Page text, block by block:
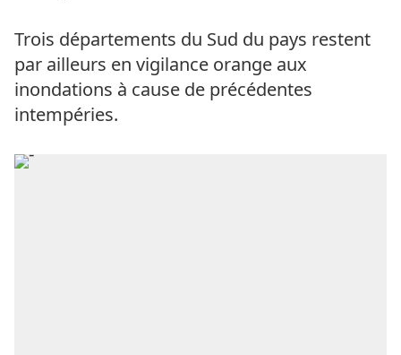
Trois départements du Sud du pays restent
par ailleurs en vigilance orange aux
inondations à cause de précédentes
intempéries.